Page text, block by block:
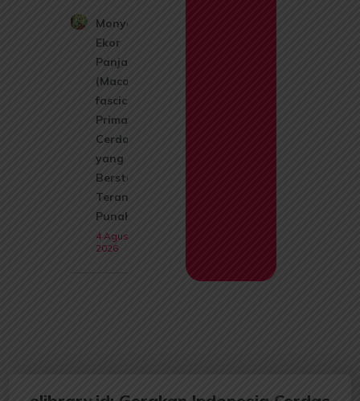
Monyet
Ekor
Panjang
(Macaca
fascicularis):
Primata
Cerdas
yang Kini
Berstatus
Terancam
Punah
4 Agustus
2026